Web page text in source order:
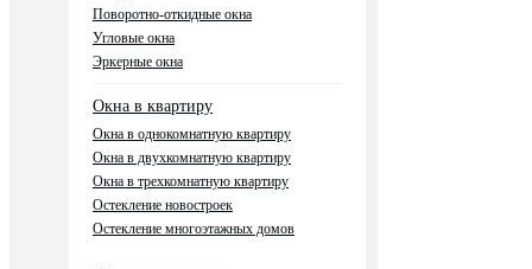
Поворотно-откидные окна
Угловые окна
Эркерные окна
Окна в квартиру
Окна в однокомнатную квартиру
Окна в двухкомнатную квартиру
Окна в трехкомнатную квартиру
Остекление новостроек
Остекление многоэтажных домов